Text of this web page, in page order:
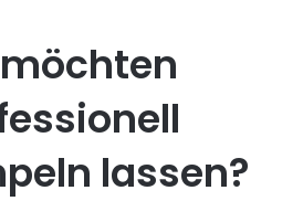
lassen?